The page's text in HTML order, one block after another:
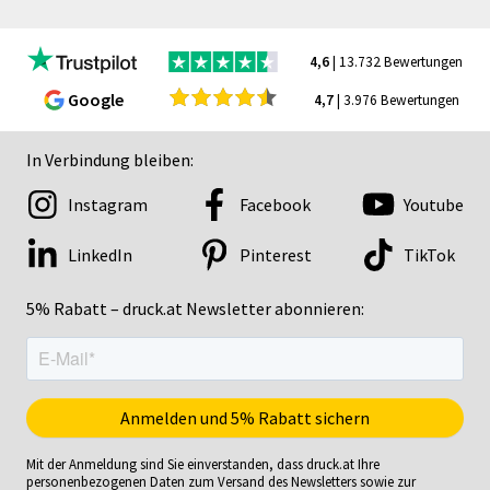
4,6| 13.732 Bewertungen
Google 4,7| 3.976 Bewertungen
In Verbindung bleiben:
5% Rabatt – druck.at Newsletter abonnieren:
Instagram Facebook Youtube
LinkedIn Pinterest TikTok
Mit der Anmeldung sind Sie einverstanden, dass druck.at Ihre
personenbezogenen Daten zum Versand des Newsletters sowie zur